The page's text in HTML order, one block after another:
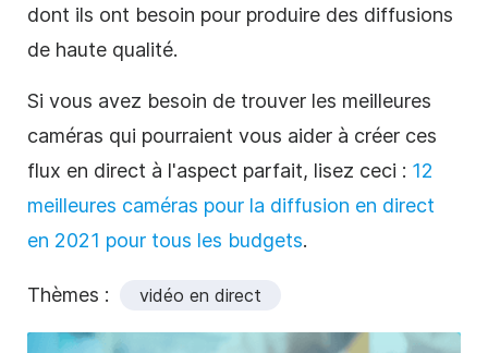
dont ils ont besoin pour produire des diffusions
de haute qualité.
Si vous avez besoin de trouver les meilleures
caméras qui pourraient vous aider à créer ces
flux en direct à l'aspect parfait, lisez ceci : 12
meilleures caméras pour la diffusion en direct
en 2021 pour tous les budgets.
Thèmes : vidéo en direct